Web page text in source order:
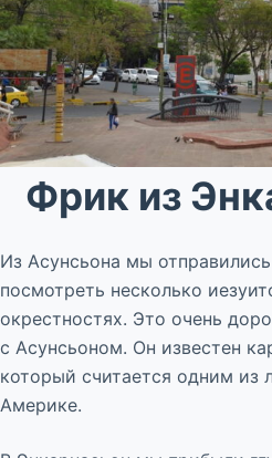
Фрик из
Из Асунсьона мы
посмотреть несколько
окрестностях. Это очень
с Асунсьоном. Он известен
который считается одним
Америке.